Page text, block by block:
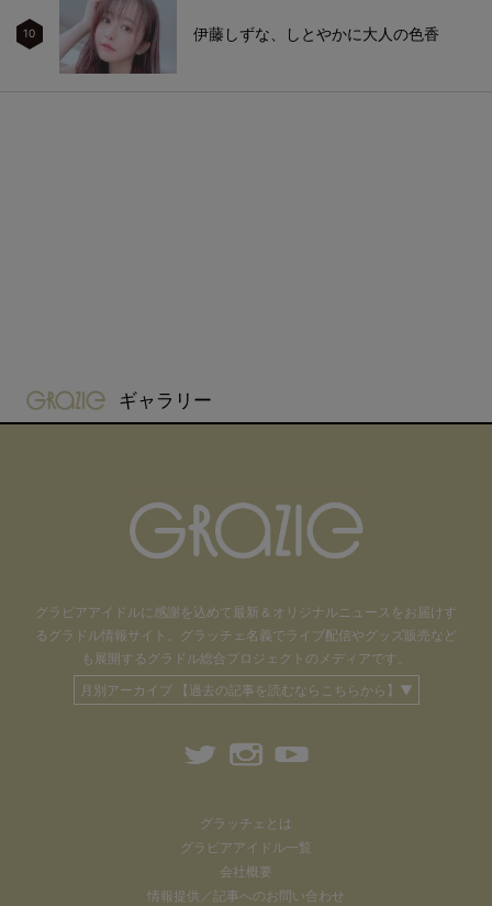
10 伊藤しずな、しとやかに大人の色香
gravure-grazie
ギャラリー
グラビアアイドルに感謝を込めて 最新＆オリジナルニュースをお届けす
るグラドル情報サイト。
グラッチェ名義でライブ配信や グッズ販売など
も 展開するグラドル総合プロジェクトのメディアです。
月別アーカイブ 【過去の記事を読むならこちらから】▼
グラッチェとは
グラビアアイドル一覧
会社概要
情報提供／記事へのお問い合わせ